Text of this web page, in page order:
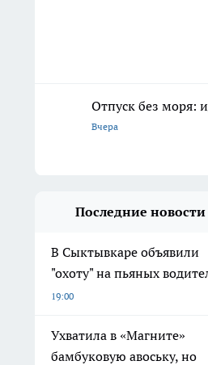
Отпуск без моря:
Вчера
Последние новости
В Сыктывкаре объявили
"охоту" на пьяных
19:00
Ухватила в «Магните»
бамбуковую авоську, но